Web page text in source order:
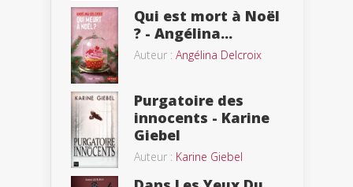
Qui est mort à Noël
? - Angélina...
Auteur : Angélina Delcroix
Purgatoire des
innocents - Karine
Giebel
Auteur : Karine Giebel